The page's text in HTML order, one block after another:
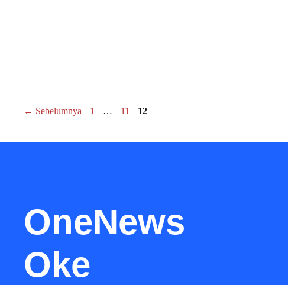
← Sebelumnya Halaman
1 … Halaman
11 Halaman
12
OneNews
Oke